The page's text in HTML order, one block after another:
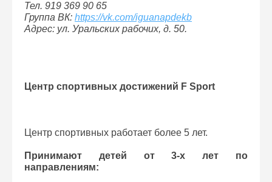
Тел. 919 369 90 65
Группа ВК: https://vk.com/iguanapdekb
Адрес: ул. Уральских рабочих, д. 50.
Центр спортивных достижений F Sport
Центр спортивных работает более 5 лет.
Принимают детей от 3-х лет по
направлениям: